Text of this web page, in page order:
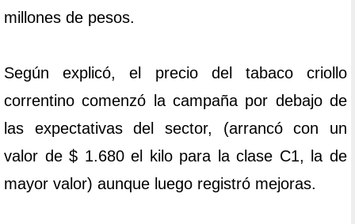
millones de pesos.
Según explicó, el precio del tabaco criollo
correntino comenzó la campaña por debajo de
las expectativas del sector, (arrancó con un
valor de $ 1.680 el kilo para la clase C1, la de
mayor valor) aunque luego registró mejoras.